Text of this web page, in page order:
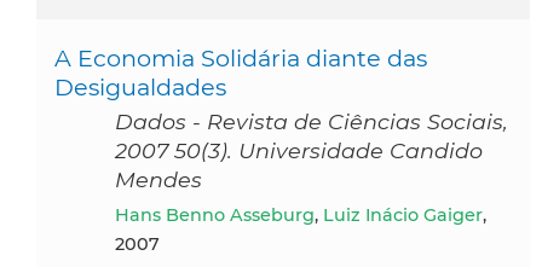
A Economia Solidária diante das
Desigualdades
Dados - Revista de Ciências Sociais,
2007 50(3). Universidade Candido
Mendes
Hans Benno Asseburg, Luiz Inácio Gaiger,
2007